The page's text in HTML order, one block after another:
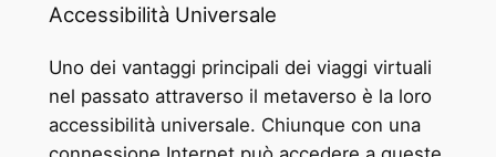
Accessibilità Universale
Uno dei vantaggi principali dei viaggi virtuali
nel passato attraverso il metaverso è la loro
accessibilità universale. Chiunque con una